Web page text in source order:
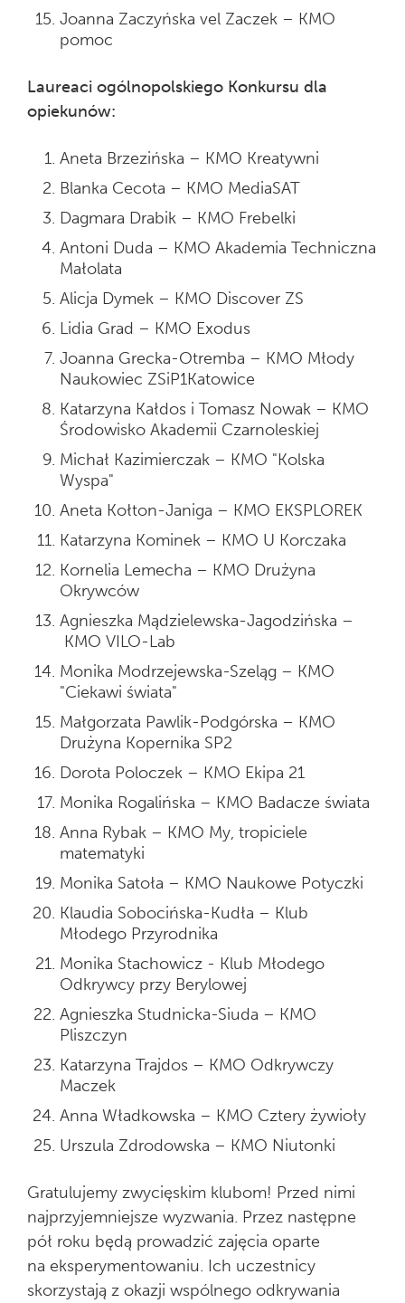
Joanna Zaczyńska vel Zaczek – KMO
pomoc
Laureaci ogólnopolskiego Konkursu dla
opiekunów:
Aneta Brzezińska – KMO Kreatywni
Blanka Cecota – KMO MediaSAT
Dagmara Drabik – KMO Frebelki
Antoni Duda – KMO Akademia Techniczna
Małolata
Alicja Dymek – KMO Discover ZS
Lidia Grad – KMO Exodus
Joanna Grecka-Otremba – KMO Młody
Naukowiec ZSiP1Katowice
Katarzyna Kałdos i Tomasz Nowak – KMO
Środowisko Akademii Czarnoleskiej
Michał Kazimierczak – KMO "Kolska
Wyspa"
Aneta Kołton-Janiga – KMO EKSPLOREK
Katarzyna Kominek – KMO U Korczaka
Kornelia Lemecha – KMO Drużyna
Okrywców
Agnieszka Mądzielewska-Jagodzińska –
KMO VILO-Lab
Monika Modrzejewska-Szeląg – KMO
"Ciekawi świata"
Małgorzata Pawlik-Podgórska – KMO
Drużyna Kopernika SP2
Dorota Poloczek – KMO Ekipa 21
Monika Rogalińska – KMO Badacze świata
Anna Rybak – KMO My, tropiciele
matematyki
Monika Satoła – KMO Naukowe Potyczki
Klaudia Sobocińska-Kudła – Klub
Młodego Przyrodnika
Monika Stachowicz - Klub Młodego
Odkrywcy przy Berylowej
Agnieszka Studnicka-Siuda – KMO
Pliszczyn
Katarzyna Trajdos – KMO Odkrywczy
Maczek
Anna Władkowska – KMO Cztery żywioły
Urszula Zdrodowska – KMO Niutonki
Gratulujemy zwycięskim klubom! Przed nimi
najprzyjemniejsze wyzwania. Przez następne
pół roku będą prowadzić zajęcia oparte
na eksperymentowaniu. Ich uczestnicy
skorzystają z okazji wspólnego odkrywania